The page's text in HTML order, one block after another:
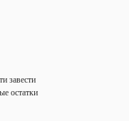
завести
остатки